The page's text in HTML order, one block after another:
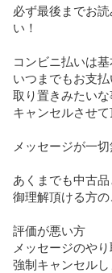
必ず最後までお
い！
コンビニ払いは
いつまでもお支
取り置きみたいな
キャンセルさせ
メッセージが一
あくまでも中古
御理解頂ける方
評価が悪い方
メッセージのや
強制キャンセル